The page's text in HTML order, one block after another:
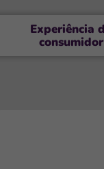
Experiência
consumidor